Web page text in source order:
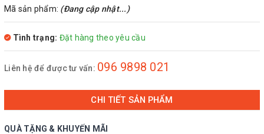
Mã sản phẩm: (Đang cập nhật...)
Tình trạng: Đặt hàng theo yêu cầu
Liên hệ để được tư vấn: 096 9898 021
CHI TIẾT SẢN PHẨM
QUÀ TẶNG & KHUYẾN MÃI